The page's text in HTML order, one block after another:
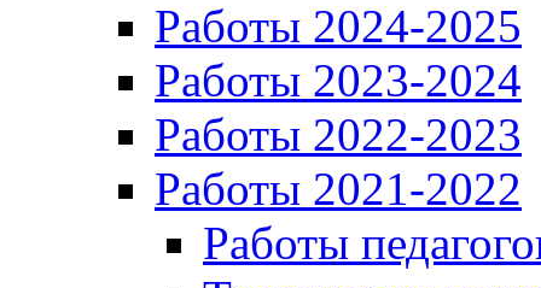
Работы 2024-2025
Работы 2023-2024
Работы 2022-2023
Работы 2021-2022
Работы